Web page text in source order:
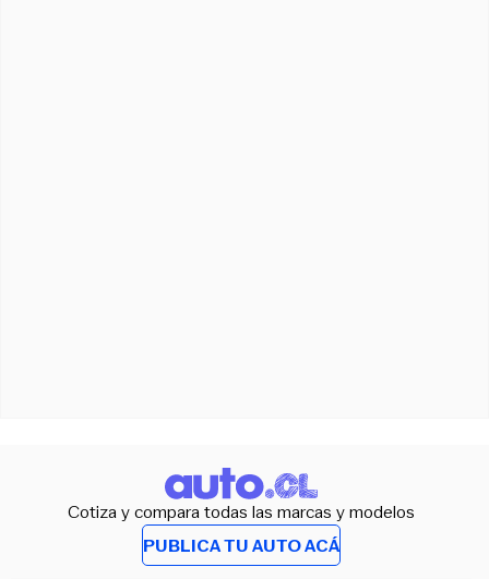
Cotiza y compara todas las marcas y modelos
PUBLICA TU AUTO ACÁ